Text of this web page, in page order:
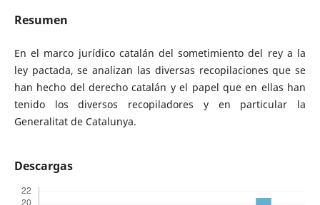
Resumen
En el marco jurídico catalán del sometimiento del rey a la
ley pactada, se analizan las diversas recopilaciones que se
han hecho del derecho catalán y el papel que en ellas han
tenido los diversos recopiladores y en particular la
Generalitat de Catalunya.
Descargas